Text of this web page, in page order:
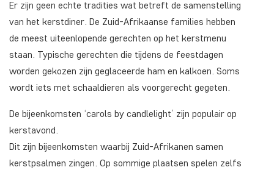
Er zijn geen echte tradities wat betreft de samenstelling
van het kerstdiner. De Zuid-Afrikaanse families hebben
de meest uiteenlopende gerechten op het kerstmenu
staan. Typische gerechten die tijdens de feestdagen
worden gekozen zijn geglaceerde ham en kalkoen. Soms
wordt iets met schaaldieren als voorgerecht gegeten.
De bijeenkomsten ‘carols by candlelight’ zijn populair op
kerstavond.
Dit zijn bijeenkomsten waarbij Zuid-Afrikanen samen
kerstpsalmen zingen. Op sommige plaatsen spelen zelfs